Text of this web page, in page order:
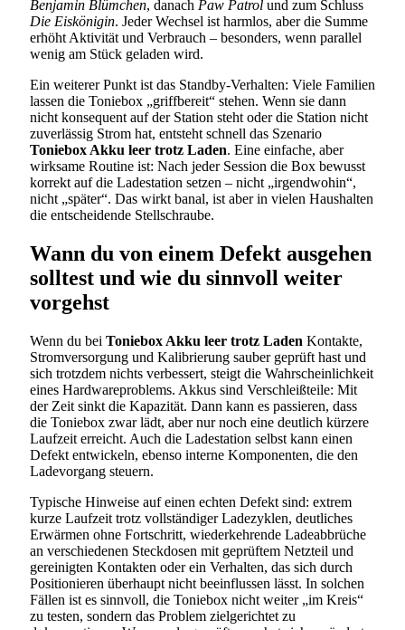
Benjamin Blümchen, danach Paw Patrol und zum Schluss
Die Eiskönigin. Jeder Wechsel ist harmlos, aber die Summe
erhöht Aktivität und Verbrauch – besonders, wenn parallel
wenig am Stück geladen wird.
Ein weiterer Punkt ist das Standby-Verhalten: Viele Familien
lassen die Toniebox „griffbereit“ stehen. Wenn sie dann
nicht konsequent auf der Station steht oder die Station nicht
zuverlässig Strom hat, entsteht schnell das Szenario
Toniebox Akku leer trotz Laden. Eine einfache, aber
wirksame Routine ist: Nach jeder Session die Box bewusst
korrekt auf die Ladestation setzen – nicht „irgendwohin“,
nicht „später“. Das wirkt banal, ist aber in vielen Haushalten
die entscheidende Stellschraube.
Wann du von einem Defekt ausgehen
solltest und wie du sinnvoll weiter
vorgehst
Wenn du bei Toniebox Akku leer trotz Laden Kontakte,
Stromversorgung und Kalibrierung sauber geprüft hast und
sich trotzdem nichts verbessert, steigt die Wahrscheinlichkeit
eines Hardwareproblems. Akkus sind Verschleißteile: Mit
der Zeit sinkt die Kapazität. Dann kann es passieren, dass
die Toniebox zwar lädt, aber nur noch eine deutlich kürzere
Laufzeit erreicht. Auch die Ladestation selbst kann einen
Defekt entwickeln, ebenso interne Komponenten, die den
Ladevorgang steuern.
Typische Hinweise auf einen echten Defekt sind: extrem
kurze Laufzeit trotz vollständiger Ladezyklen, deutliches
Erwärmen ohne Fortschritt, wiederkehrende Ladeabbrüche
an verschiedenen Steckdosen mit geprüftem Netzteil und
gereinigten Kontakten oder ein Verhalten, das sich durch
Positionieren überhaupt nicht beeinflussen lässt. In solchen
Fällen ist es sinnvoll, die Toniebox nicht weiter „im Kreis“
zu testen, sondern das Problem zielgerichtet zu